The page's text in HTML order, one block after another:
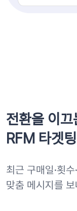
전환을 이끄
RFM 타겟팅
최근 구매일·횟
맞춤 메시지를